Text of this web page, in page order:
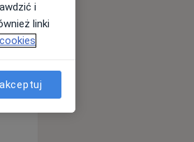
Śr,
12 Sie
i
linki